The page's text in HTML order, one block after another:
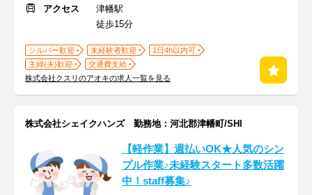
アクセス
津幡駅
徒歩15分
シルバー歓迎 未経験者歓迎
1日4h以内可
主婦(夫)歓迎
交通費支給
株式会社クスリのアオキの求人一覧を見る
株式会社シェイクハンズ 勤務地：河北郡津幡町/SHI
【軽作業】週払いOK★人気のシン
プル作業♪未経験スタート多数活躍
中！staff募集♪